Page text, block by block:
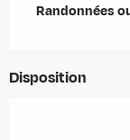
Randonnées
Disposition